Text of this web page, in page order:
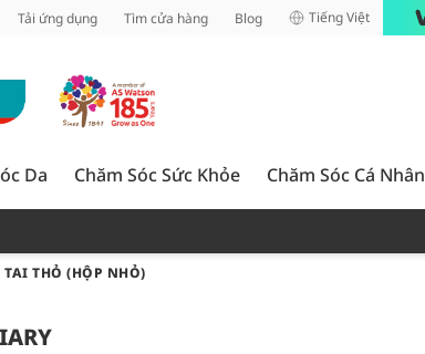
Tải ứng dụng Tìm cửa hàng Blog Tiếng Việt
Da Chăm Sóc Sức Khỏe Chăm Sóc Cá Nhân
THỎ (HỘP NHỎ)